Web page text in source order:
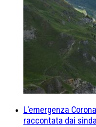
L'emergenza
raccontata dai